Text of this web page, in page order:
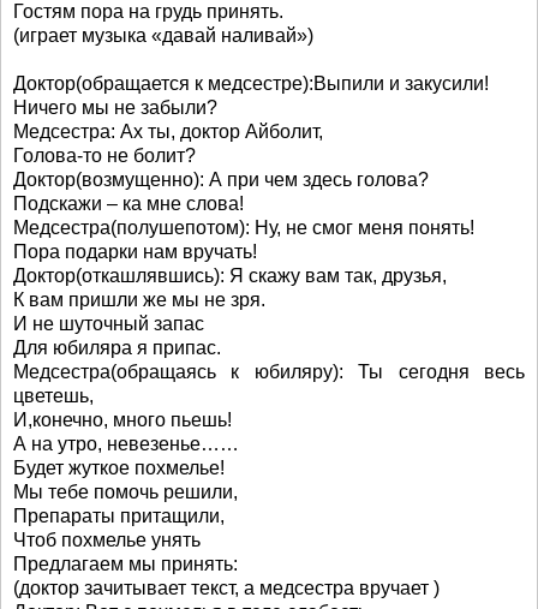
Гостям пора на грудь принять.
(играет музыка «давай наливай»)
Доктор(обращается к медсестре):Выпили и закусили!
Ничего мы не забыли?
Медсестра: Ах ты, доктор Айболит,
Голова-то не болит?
Доктор(возмущенно): А при чем здесь голова?
Подскажи – ка мне слова!
Медсестра(полушепотом): Ну, не смог меня понять!
Пора подарки нам вручать!
Доктор(откашлявшись): Я скажу вам так, друзья,
К вам пришли же мы не зря.
И не шуточный запас
Для юбиляра я припас.
Медсестра(обращаясь к юбиляру): Ты сегодня весь
цветешь,
И,конечно, много пьешь!
А на утро, невезенье……
Будет жуткое похмелье!
Мы тебе помочь решили,
Препараты притащили,
Чтоб похмелье унять
Предлагаем мы принять:
(доктор зачитывает текст, а медсестра вручает )